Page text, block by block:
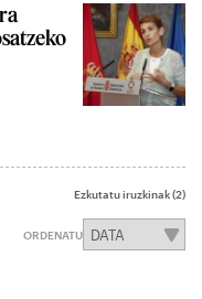
Ezkutatu iruzkinak(2)
ORDENATU